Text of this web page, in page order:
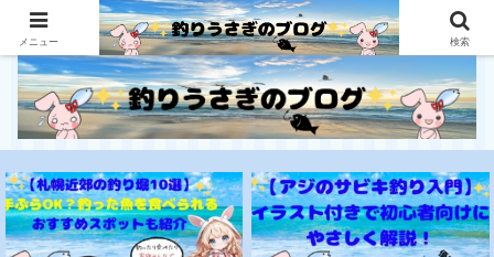
釣り初心者にとっても優しいサイト
メニュー 検索